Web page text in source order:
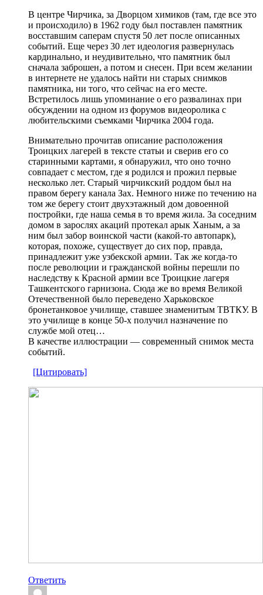
В центре Чирчика, за Дворцом химиков (там, где все это
и происходило) в 1962 году был поставлен памятник
восставшим саперам спустя 50 лет после описанных
событий. Еще через 30 лет идеология развернулась
кардинально, и неудивительно, что памятник был
сначала заброшен, а потом и снесен. При всем желании
в интернете не удалось найти ни старых снимков
памятника, ни того, что сейчас на его месте.
Встретилось лишь упоминание о его развалинах при
обсуждении на одном из форумов видеоролика с
любительскими съемками Чирчика 2004 года.
Внимательно прочитав описание расположения
Троицких лагерей в тексте статьи и сверив его со
старинными картами, я обнаружил, что оно точно
совпадает с местом, где я родился и прожил первые
несколько лет. Старый чирчикский роддом был на
правом берегу канала Зах. Немного ниже по течению на
том же берегу стоит двухэтажный дом довоенной
постройки, где наша семья в то время жила. За соседним
домом в зарослях акаций протекал арык Ханым, а за
ним был забор воинской части (какой-то автопарк),
которая, похоже, существует до сих пор, правда,
принадлежит уже узбекской армии. Так же когда-то
после революции и гражданской войны перешли по
наследству к Красной армии все Троицкие лагеря
Ташкентского гарнизона. Сюда же во время Великой
Отечественной было переведено Харьковское
бронетанковое училище, ставшее знаменитым ТВТКУ. В
это училище в конце 50-х получил назначение по
службе мой отец…
В качестве иллюстрации — современный снимок места
событий.
[Цитировать]
Ответить